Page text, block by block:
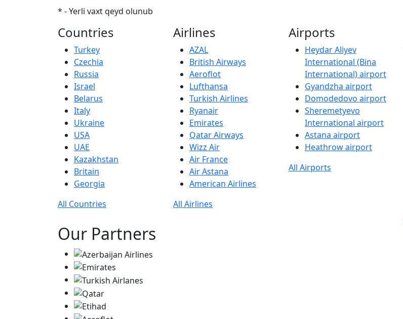
* - Yerli vaxt qeyd olunub
Countries
Turkey
Czechia
Russia
Israel
Belarus
Italy
Ukraine
USA
UAE
Kazakhstan
Britain
Georgia
All Countries
Airlines
AZAL
British Airways
Aeroflot
Lufthansa
Turkish Airlines
Ryanair
Emirates
Qatar Airways
Wizz Air
Air France
Air Astana
American Airlines
All Airlines
Airports
Heydar Aliyev
International (Bina
International) airport
Gyandzha airport
Domodedovo airport
Sheremetyevo
International airport
Astana airport
Heathrow airport
All Airports
Our Partners